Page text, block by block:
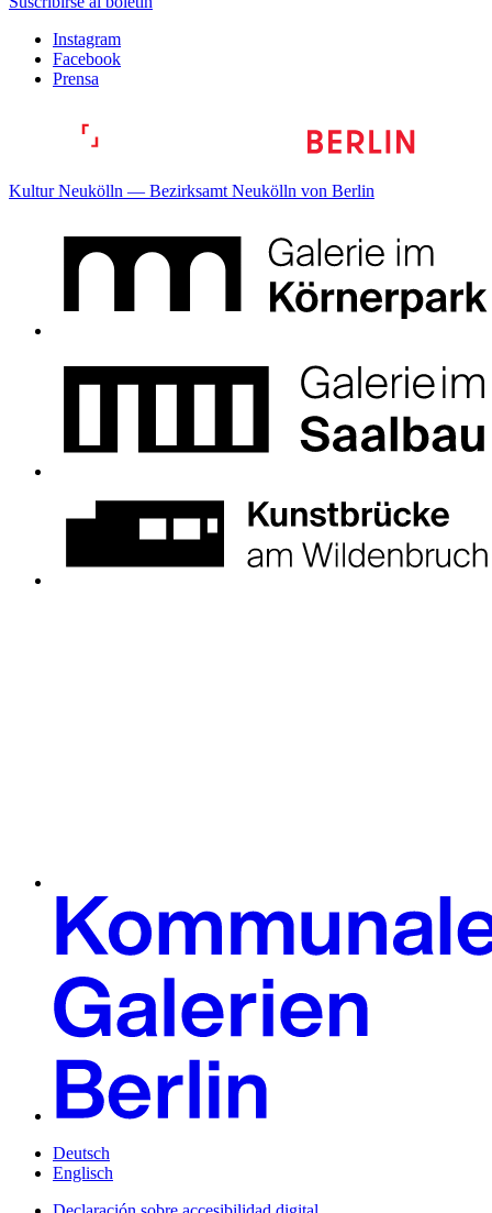
Instagram
Facebook
Prensa
Kultur Neukölln — Bezirksamt Neukölln von Berlin
Deutsch
Englisch